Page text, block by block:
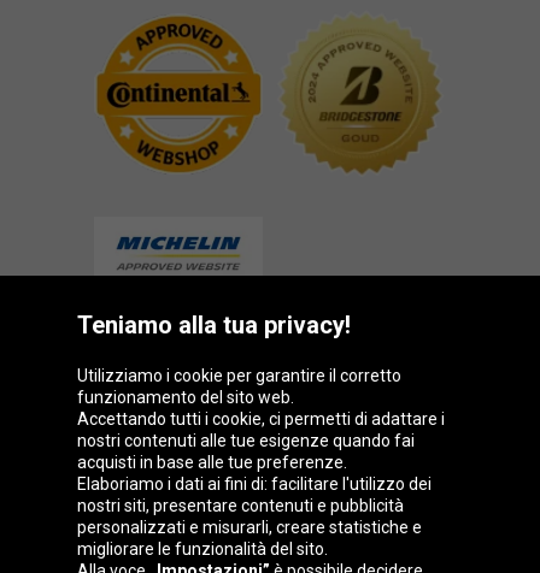
Gruppo Oponeo
Belgique
Česká
republika
Deutschland
España France Magyarország Nederland
Teniamo alla tua privacy!
Utilizziamo i cookie per garantire il corretto
funzionamento del sito web.
Accettando tutti i cookie, ci permetti di adattare i
nostri contenuti alle tue esigenze quando fai
acquisti in base alle tue preferenze.
Elaboriamo i dati ai fini di: facilitare l'utilizzo dei
nostri siti, presentare contenuti e pubblicità
personalizzati e misurarli, creare statistiche e
migliorare le funzionalità del sito.